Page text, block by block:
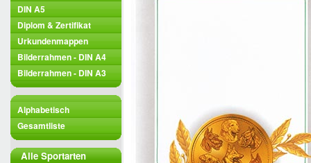
DIN A5
Diplom & Zertifikat
Urkundenmappen
Bilderrahmen - DIN A4
Bilderrahmen - DIN A3
Alphabetisch
Gesamtliste
Alle Sportarten